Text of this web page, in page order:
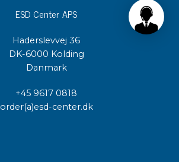
ESD Center APS
Haderslevvej 36
DK-6000 Kolding
Danmark
+45 9617 0818
order(a)esd-center.dk